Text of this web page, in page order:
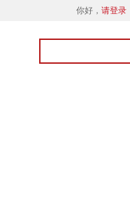
你好， 请登录